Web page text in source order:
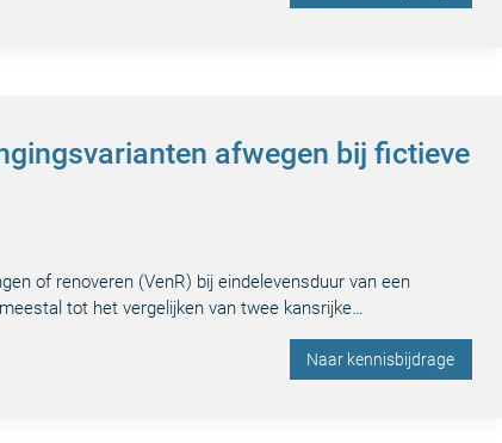
afwegen bij fictieve
of renoveren (VenR) bij eindelevensduur van een
tot het vergelijken van twee kansrijke…
Naar kennisbijdrage